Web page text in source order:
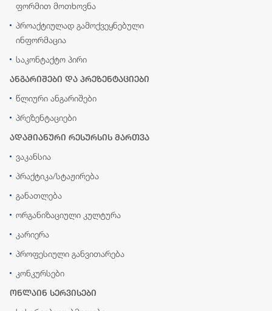
ფორმით მოთხოვნა
პროაქტიულად გამოქვეყნებული
ინფორმაცია
საკონტაქტო პირი
ანგარიშები და პრეზენტაციები
წლიური ანგარიშები
პრეზენტაციები
ადამიანური რესურსის მართვა
ვაკანსია
პრაქტიკა/სტაჟირება
განათლება
ორგანიზაციული კულტურა
კარიერა
პროფესიული განვითარება
კონკურსები
ონლაინ სერვისები